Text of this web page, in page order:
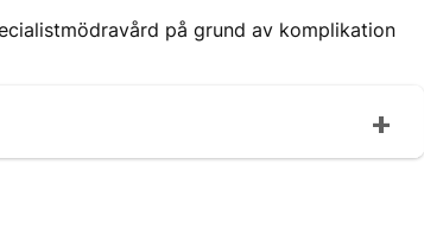
på grund av komplikation